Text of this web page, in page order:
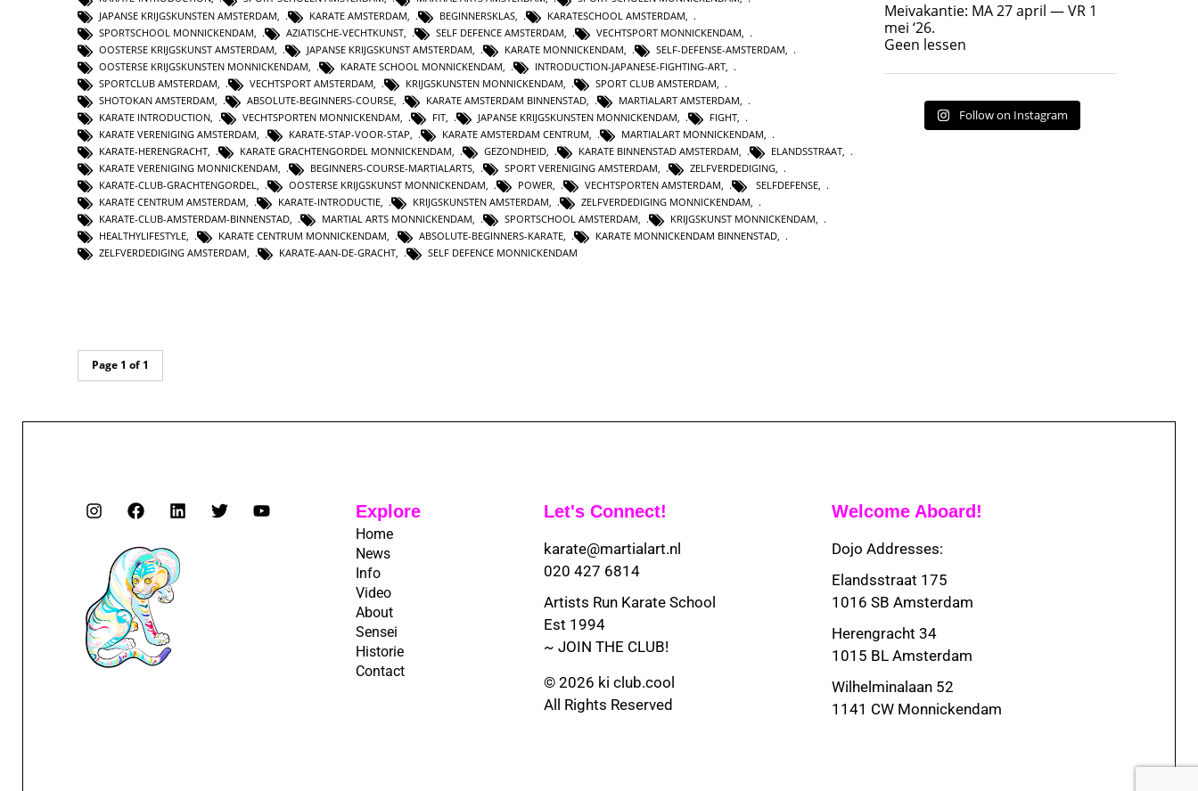
JAPANSE KRIJGSKUNSTEN AMSTERDAM
KARATE AMSTERDAM BEGINNERSKLAS KARATESCHOOL AMSTERDAM
SPORTSCHOOL MONNICKENDAM
AZIATISCHE-VECHTKUNST SELF DEFENCE AMSTERDAM VECHTSPORT MONNICKENDAM
OOSTERSE KRIJGSKUNST AMSTERDAM
JAPANSE KRIJGSKUNST AMSTERDAM KARATE MONNICKENDAM SELF-DEFENSE-AMSTERDAM
OOSTERSE KRIJGSKUNSTEN MONNICKENDAM
KARATE SCHOOL MONNICKENDAM INTRODUCTION-JAPANESE-FIGHTING-ART
SPORTCLUB AMSTERDAM
VECHTSPORT AMSTERDAM KRIJGSKUNSTEN MONNICKENDAM SPORT CLUB AMSTERDAM
SHOTOKAN AMSTERDAM
ABSOLUTE-BEGINNERS-COURSE KARATE AMSTERDAM BINNENSTAD MARTIALART AMSTERDAM
KARATE INTRODUCTION
VECHTSPORTEN MONNICKENDAM FIT JAPANSE KRIJGSKUNSTEN MONNICKENDAM FIGHT
KARATE VERENIGING AMSTERDAM
KARATE-STAP-VOOR-STAP KARATE AMSTERDAM CENTRUM MARTIALART MONNICKENDAM
KARATE-HERENGRACHT, KARATE GRACHTENGORDEL MONNICKENDAM, GEZONDHEID, KARATE BINNENSTAD AMSTERDAM, ELANDSSTRAAT,
KARATE VERENIGING MONNICKENDAM, BEGINNERS-COURSE-MARTIALARTS, SPORT VERENIGING AMSTERDAM, ZELFVERDEDIGING,
KARATE-CLUB-GRACHTENGORDEL, OOSTERSE KRIJGSKUNST MONNICKENDAM, POWER, VECHTSPORTEN AMSTERDAM, SELFDEFENSE,
KARATE CENTRUM AMSTERDAM, KARATE-INTRODUCTIE, KRIJGSKUNSTEN AMSTERDAM, ZELFVERDEDIGING MONNICKENDAM,
KARATE-CLUB-AMSTERDAM-BINNENSTAD, MARTIAL ARTS MONNICKENDAM, SPORTSCHOOL AMSTERDAM, KRIJGSKUNST MONNICKENDAM,
HEALTHYLIFESTYLE, KARATE CENTRUM MONNICKENDAM, ABSOLUTE-BEGINNERS-KARATE, KARATE MONNICKENDAM BINNENSTAD,
ZELFVERDEDIGING AMSTERDAM, KARATE-AAN-DE-GRACHT, SELF DEFENCE MONNICKENDAM
Page 1 of 1
17
Meivakantie: MA 27 april — VR 1
mei ‘26.
Geen lessen
Follow on Instagram
Explore
Home
News
Info
Video
About
Sensei
Historie
Contact
Let's Connect!
karate@martialart.nl
020 427 6814
Artists Run Karate School
Est 1994
~ JOIN THE CLUB!
© 2026 ki club.cool
All Rights Reserved
Welcome Aboard!
Dojo Addresses:
Elandsstraat 175
1016 SB Amsterdam
Herengracht 34
1015 BL Amsterdam
Wilhelminalaan 52
1141 CW Monnickendam